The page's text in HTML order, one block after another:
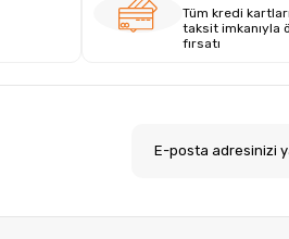
Tüm kredi
taksit imkanıyla
fırsatı